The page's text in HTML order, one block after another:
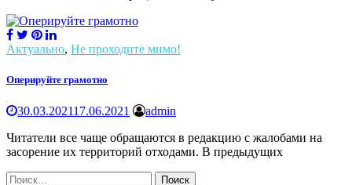
Актуально, Не проходите мимо!
Оперируйте грамотно
30.03.202117.06.2021
admin
Читатели все чаще обращаются в редакцию с жалобами на
засорение их территорий отходами. В предыдущих
Найти: